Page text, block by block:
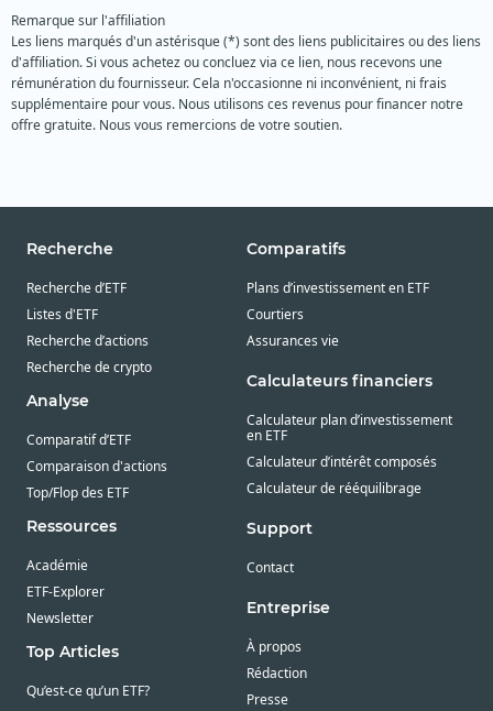
Remarque sur l'affiliation
Les liens marqués d'un astérisque (*) sont des liens publicitaires ou des liens
d'affiliation. Si vous achetez ou concluez via ce lien, nous recevons une
rémunération du fournisseur. Cela n'occasionne ni inconvénient, ni frais
supplémentaire pour vous. Nous utilisons ces revenus pour financer notre
offre gratuite. Nous vous remercions de votre soutien.
Recherche
Recherche d’ETF
Listes d'ETF
Recherche d’actions
Recherche de crypto
Analyse
Comparatif d’ETF
Comparaison d'actions
Top/Flop des ETF
Ressources
Académie
ETF-Explorer
Newsletter
Top Articles
Qu’est-ce qu’un ETF?
Comparatifs
Plans d’investissement en ETF
Courtiers
Assurances vie
Calculateurs financiers
Calculateur plan d’investissement
en ETF
Calculateur d’intérêt composés
Calculateur de rééquilibrage
Support
Contact
Entreprise
À propos
Rédaction
Presse